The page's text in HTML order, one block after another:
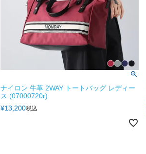
ナイロン 牛革 2WAY トートバッグ レディー
ス (07000720r)
¥13,200税込